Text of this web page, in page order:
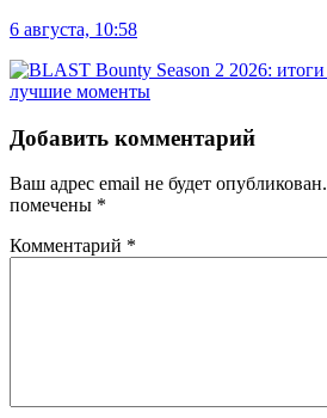
6 августа, 10:58
Добавить комментарий
Ваш адрес email не будет опубликован.
помечены *
Комментарий *